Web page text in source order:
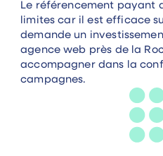
Le référencement payant
limites car il est efficace
demande un
agence web près de la
accompagner dans la
campagnes.